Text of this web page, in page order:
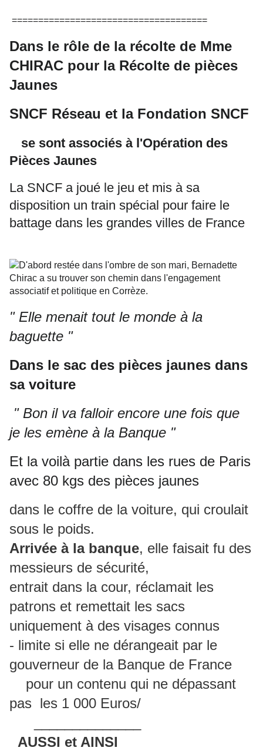
=====================================
Dans le rôle de la récolte de Mme
CHIRAC pour la Récolte de pièces
Jaunes
SNCF Réseau et la Fondation SNCF
se sont associés à l'Opération des
Pièces Jaunes
La SNCF a joué le jeu et mis à sa
disposition un train spécial pour faire le
battage dans les grandes villes de France
" Elle menait tout le monde à la
baguette "
Dans le sac des pièces jaunes dans
sa voiture
" Bon il va falloir encore une fois que
je les emène à la Banque "
Et la voilà partie dans les rues de Paris
avec 80 kgs des pièces jaunes
dans le coffre de la voiture, qui croulait
sous le poids.
Arrivée à la banque, elle faisait fu des
messieurs de sécurité,
entrait dans la cour, réclamait les
patrons et remettait les sacs
uniquement à des visages connus
- limite si elle ne dérangeait par le
gouverneur de la Banque de France
pour un contenu qui ne dépassant
pas les 1 000 Euros/
AUSSI et AINSI